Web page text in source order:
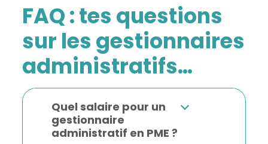
FAQ : tes questions
sur les gestionnaires
administratifs…
Quel salaire pour un
gestionnaire
administratif en PME ?